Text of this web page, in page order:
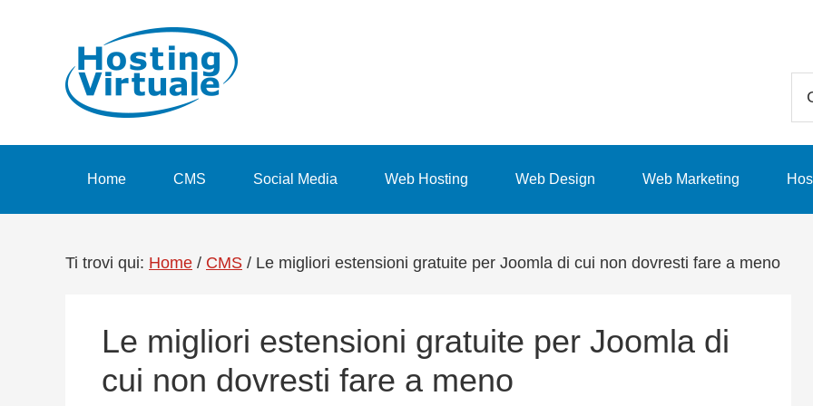
navigazione
contenuto
principale
Home CMS Social Media Web Hosting Web Design Web Marketing
Ti trovi qui: Home / CMS / Le migliori estensioni gratuite per Joomla di cui non dovresti fare a meno
Le migliori estensioni gratuite per Joomla di
cui non dovresti fare a meno